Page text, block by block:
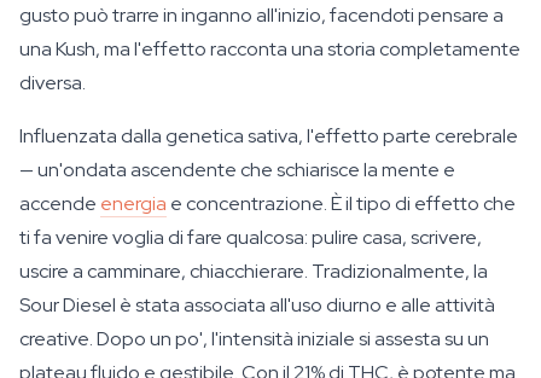
gusto può trarre in inganno all'inizio, facendoti pensare a
una Kush, ma l'effetto racconta una storia completamente
diversa.
Influenzata dalla genetica sativa, l'effetto parte cerebrale
— un'ondata ascendente che schiarisce la mente e
accende energia e concentrazione. È il tipo di effetto che
ti fa venire voglia di fare qualcosa: pulire casa, scrivere,
uscire a camminare, chiacchierare. Tradizionalmente, la
Sour Diesel è stata associata all'uso diurno e alle attività
creative. Dopo un po', l'intensità iniziale si assesta su un
plateau fluido e gestibile. Con il 21% di THC, è potente ma